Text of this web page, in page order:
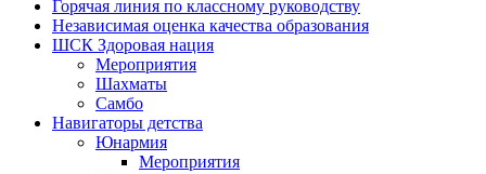
Горячая линия по классному руководству
Независимая оценка качества образования
ШСК Здоровая нация
Мероприятия
Шахматы
Самбо
Навигаторы детства
Юнармия
Мероприятия